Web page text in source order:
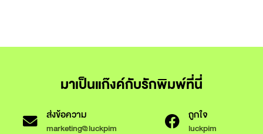
มาเป็นแก๊งค์กับรักพิมพ์ที่นี่
ส่งข้อความ
marketing@luckpim
ถูกใจ
luckpim